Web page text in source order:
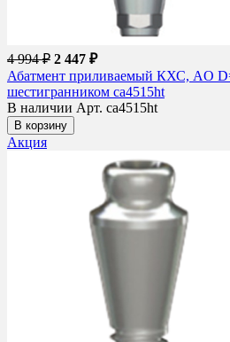
4 994 ₽ 2 447 ₽
Абатмент приливаемый КХС, AO
шестигранником ca4515ht
В наличии Арт. ca4515ht
В корзину
Акция